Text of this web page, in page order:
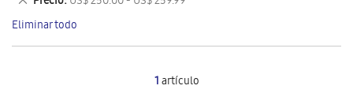
1artículo
artículo
este
artículo
Eliminar todo